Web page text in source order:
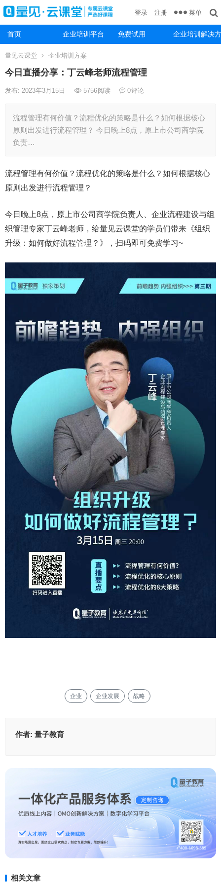
首页 企业培训平台 免费试用 企业培训解决
登录 注册 菜单
量见云课堂 企业培训方案
今日直播分享：丁云峰老师流程管理
发布: 2023年3月15日 5756阅读 0评论
流程管理有何价值？流程优化的策略是什么？如何根据核心
原则出发进行流程管理？ 今日晚上8点，原上市公司商学院
负责…
流程管理有何价值？流程优化的策略是什么？如何根据核心
原则出发进行流程管理？
今日晚上8点，原上市公司商学院负责人、企业流程建设与组
织管理专家丁云峰老师，给量见云课堂的学员们带来《组织
升级：如何做好流程管理？》，扫码即可免费学习~
企业 企业发展 战略
作者: 量子教育
相关文章